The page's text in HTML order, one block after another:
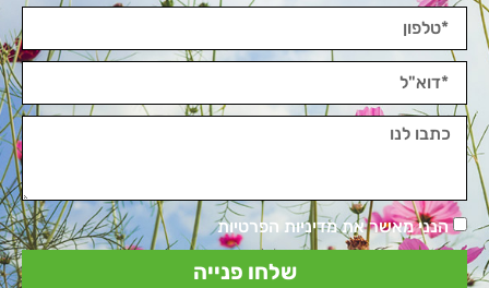
הנני מאשר את מדיניות הפרטיות
שלחו פנייה